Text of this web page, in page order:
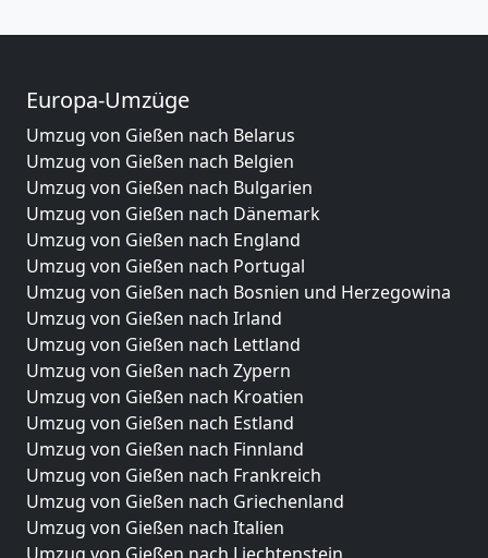
Europa-Umzüge
Umzug von Gießen nach Belarus
Umzug von Gießen nach Belgien
Umzug von Gießen nach Bulgarien
Umzug von Gießen nach Dänemark
Umzug von Gießen nach England
Umzug von Gießen nach Portugal
Umzug von Gießen nach Bosnien und Herzegowina
Umzug von Gießen nach Irland
Umzug von Gießen nach Lettland
Umzug von Gießen nach Zypern
Umzug von Gießen nach Kroatien
Umzug von Gießen nach Estland
Umzug von Gießen nach Finnland
Umzug von Gießen nach Frankreich
Umzug von Gießen nach Griechenland
Umzug von Gießen nach Italien
Umzug von Gießen nach Liechtenstein